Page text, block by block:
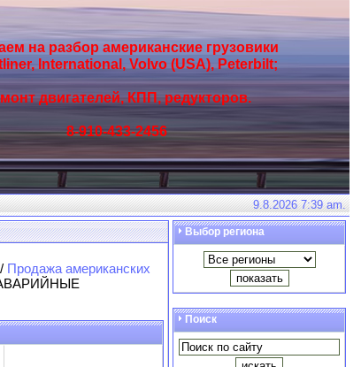
на разбор американские грузовики
International, Volvo (USA), Peterbilt;
двигателей, КПП, редукторов.
8-910-433-2456
9.8.2026 7:39 am.
/ Продажа американских
Выбор региона
Поиск